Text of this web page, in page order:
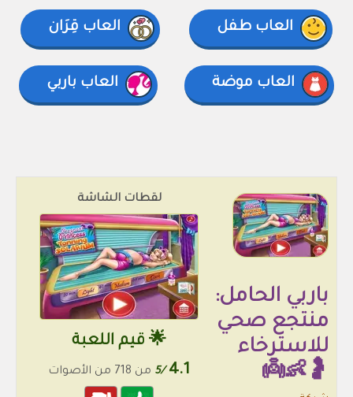
العاب طفل العاب قِرَان
العاب موضة العاب باربي
لقطات الشاشة
🌟 قيم اللعبة
4.1
/5 من 718 من الأصوات
باربي الحامل:
منتجع صحي
للاسترخاء
🤰👶👼